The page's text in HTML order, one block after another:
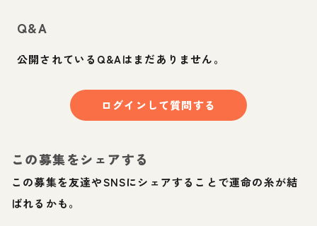
Q&A
公開されているQ&Aはまだありません。
ログインして質問する
この募集をシェアする
この募集を友達やSNSにシェアすることで運命の糸が結
ばれるかも。